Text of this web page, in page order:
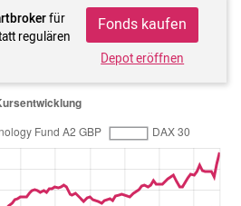
für
regulären
Fonds kaufen
Depot eröffnen